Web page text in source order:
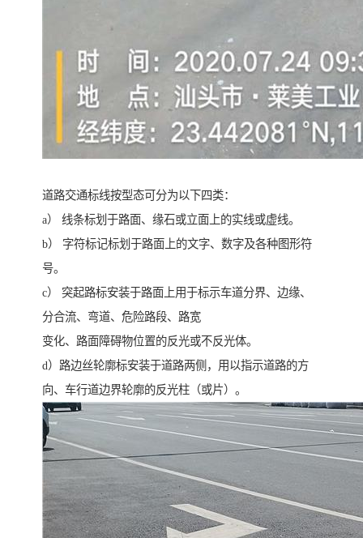
道路交通标线按型态可分为以下四类：
a） 线条标划于路面、缘石或立面上的实线或虚线。
b） 字符标记标划于路面上的文字、数字及各种图形符
号。
c） 突起路标安装于路面上用于标示车道分界、边缘、
分合流、弯道、危险路段、路宽
变化、路面障碍物位置的反光或不反光体。
d）路边丝轮廓标安装于道路两侧，用以指示道路的方
向、车行道边界轮廓的反光柱（或片）。